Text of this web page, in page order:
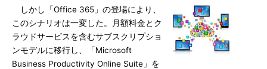
しかし「Office 365」の登場により、
このシナリオは一変した。月額料金とク
ラウドサービスを含むサブスクリプショ
ンモデルに移行し、「Microsoft
Business Productivity Online Suite」を